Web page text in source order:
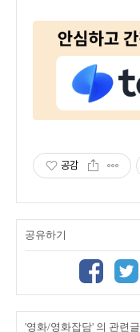
공감
공유하기
'영화/영화잡담' 의 관련글